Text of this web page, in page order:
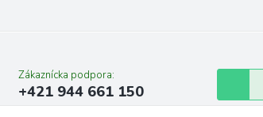
Zákaznícka podpora:
+421 944 661 150